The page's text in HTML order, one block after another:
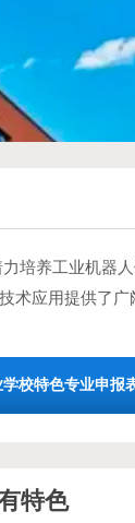
培养工业机器
术应用提供了广
特色
校特色专业申报
果的主要内容及解
果的创新点